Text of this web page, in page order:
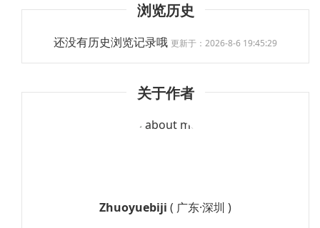
浏览历史
还没有历史浏览记录哦 更新于：2026-8-6 19:45:29
关于作者
Zhuoyuebiji ( 广东·深圳 )